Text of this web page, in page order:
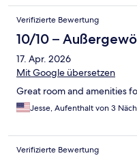
Verifizierte Bewertung
10/10 –
17. Apr. 2026
Mit Google übersetzen
Great room and amenities
Jesse, Aufenthalt von 3
Verifizierte Bewertung